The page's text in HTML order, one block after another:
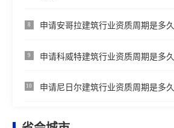
8 申请安哥拉建筑行业资质周期是多久
9 申请科威特建筑行业资质周期是多久
10 申请尼日尔建筑行业资质周期是多久